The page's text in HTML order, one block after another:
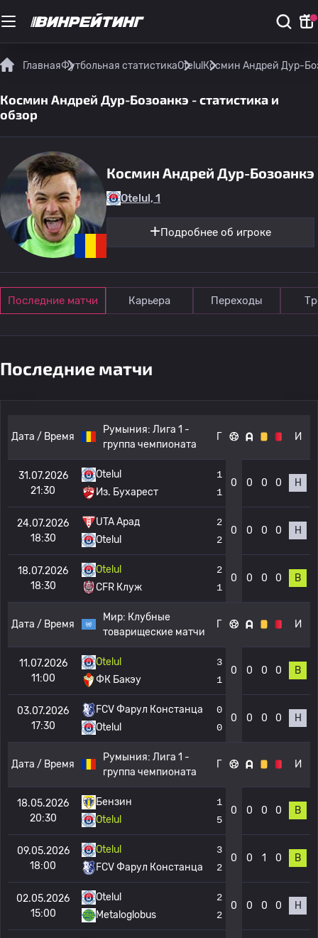
ГлавнаяФутбольная статистикаOtelul Космин Андрей Дур-
Космин Андрей Дур-Бозоанкэ - статистика и
обзор
Космин Андрей Дур-Бозоанкэ
Otelul, 1
Подробнее об игроке
Последние матчи Карьера Переходы
Последние матчи
Дата / Время
Румыния: Лига 1 -
группа чемпионата
Г И
31.07.2026
21:30
Otelul
Из. Бухарест
1
1
0 0 0 0 Н
24.07.2026
18:30
UTA Арад
Otelul
2
2
0 0 0 0 Н
18.07.2026
18:30
Otelul
CFR Клуж
2
1
0 0 0 0 В
Дата / Время
Мир: Клубные
товарищеские матчи
Г И
11.07.2026
11:00
Otelul
ФК Бакэу
3
1
0 0 0 0 В
03.07.2026
17:30
FCV Фарул Констанца
Otelul
0
0
0 0 0 0 Н
Дата / Время
Румыния: Лига 1 -
группа чемпионата
Г И
18.05.2026
20:30
Бензин
Otelul
1
5
0 0 0 0 В
09.05.2026
18:00
Otelul
FCV Фарул Констанца
3
2
0 0 1 0 В
02.05.2026
15:00
Otelul
Metaloglobus
2
2
0 0 0 0 Н